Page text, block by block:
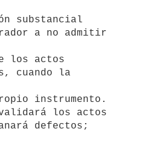
substancial
a no admitir
cuando la
los actos